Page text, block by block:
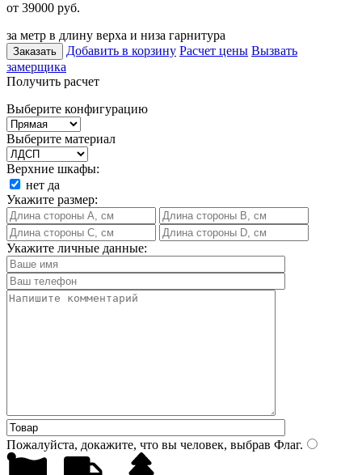
от 39000 руб.
за метр в длину верха и низа гарнитура
Заказать Добавить в корзину Расчет цены Вызвать
замерщика
Получить расчет
Выберите конфигурацию
Выберите материал
Верхние шкафы:
нет да
Укажите размер:
Укажите личные данные:
Пожалуйста, докажите, что вы человек, выбрав Флаг.